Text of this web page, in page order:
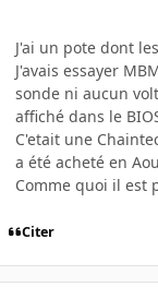
J'ai un pote dont
J'avais essayer
sonde ni aucun
affiché dans le
C'etait une
a été acheté en
Comme quoi il est
Citer